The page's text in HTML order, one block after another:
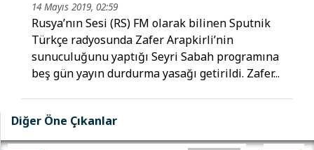
14 Mayıs 2019, 02:59
Rusya’nın Sesi (RS) FM olarak bilinen Sputnik
Türkçe radyosunda Zafer Arapkirli’nin
sunuculuğunu yaptığı Seyri Sabah programına
beş gün yayın durdurma yasağı getirildi. Zafer...
Diğer Öne Çıkanlar